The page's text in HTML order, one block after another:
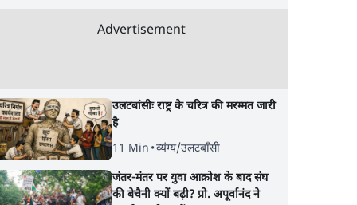
Advertisement
उलटबांसीः राष्ट्र के चरित्र की मरम्मत जारी
है
11 Min •व्यंग्य/उलटबाँसी
जंतर-मंतर पर युवा आक्रोश के बाद संघ
की बेचैनी क्यों बढ़ी? प्रो. अपूर्वानंद ने